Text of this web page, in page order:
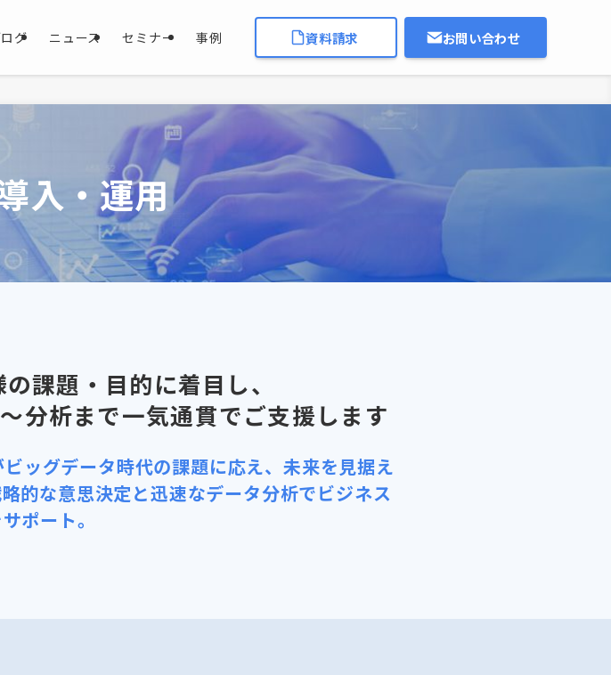
グ ニュース セミナー 事例 資料請求 お問い合わせ
入・運用
課題・目的に着目し、
分析まで一気通貫でご支援します
グデータ時代の課題に応え、未来を見据え
的な意思決定と迅速なデータ分析でビジネス
ポート。